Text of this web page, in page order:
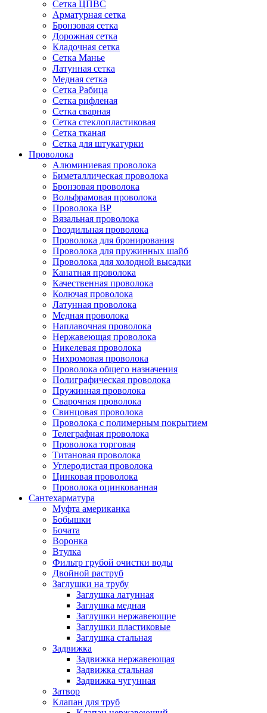
Сетка ЦПВС
Арматурная сетка
Бронзовая сетка
Дорожная сетка
Кладочная сетка
Сетка Манье
Латунная сетка
Медная сетка
Сетка Рабица
Сетка рифленая
Сетка сварная
Сетка стеклопластиковая
Сетка тканая
Сетка для штукатурки
Проволока
Алюминиевая проволока
Биметаллическая проволока
Бронзовая проволока
Вольфрамовая проволока
Проволока ВР
Вязальная проволока
Гвоздильная проволока
Проволока для бронирования
Проволока для пружинных шайб
Проволока для холодной высадки
Канатная проволока
Качественная проволока
Колючая проволока
Латунная проволока
Медная проволока
Наплавочная проволока
Нержавеющая проволока
Никелевая проволока
Нихромовая проволока
Проволока общего назначения
Полиграфическая проволока
Пружинная проволока
Сварочная проволока
Свинцовая проволока
Проволока с полимерным покрытием
Телеграфная проволока
Проволока торговая
Титановая проволока
Углеродистая проволока
Цинковая проволока
Проволока оцинкованная
Сантехарматура
Муфта американка
Бобышки
Бочата
Воронка
Втулка
Фильтр грубой очистки воды
Двойной раструб
Заглушки на трубу
Заглушка латунная
Заглушка медная
Заглушки нержавеющие
Заглушки пластиковые
Заглушка стальная
Задвижка
Задвижка нержавеющая
Задвижка стальная
Задвижка чугунная
Затвор
Клапан для труб